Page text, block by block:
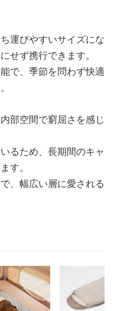
運びやすいサイズにな
せず携行できます。
で、季節を問わず快適
部空間で窮屈さを感じ
るため、長期間のキャ
す。
、幅広い層に愛される